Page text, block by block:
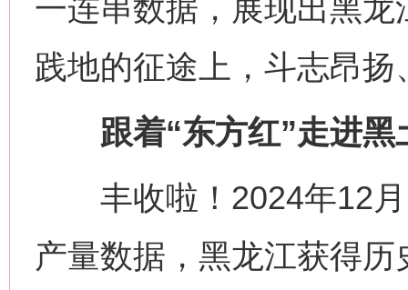
一连串数据，展现出黑
践地的征途上，斗志昂扬
跟着“东方红”走进黑
丰收啦！2024年12月
产量数据，黑龙江获得